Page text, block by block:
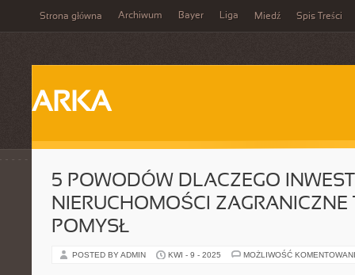
Strona główna Archiwum Bayer Liga Miedź Spis Treści
ARKA
5 POWODÓW DLACZEGO
NIERUCHOMOŚCI ZAGRANICZNE
POMYSŁ
POSTED BY ADMIN KWI - 9 - 2025 MOŻLIWOŚĆ